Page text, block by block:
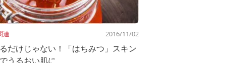
連 2016/11/02
だけじゃない！「はちみつ」スキン
うるおい肌に